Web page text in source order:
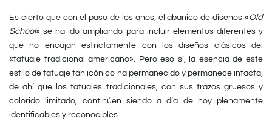
Es cierto que con el paso de los años, el abanico de diseños «Old
School» se ha ido ampliando para incluir elementos diferentes y
que no encajan estrictamente con los diseños clásicos del
«tatuaje tradicional americano». Pero eso sí, la esencia de este
estilo de tatuaje tan icónico ha permanecido y permanece intacta,
de ahí que los tatuajes tradicionales, con sus trazos gruesos y
colorido limitado, continúen siendo a día de hoy plenamente
identificables y reconocibles.